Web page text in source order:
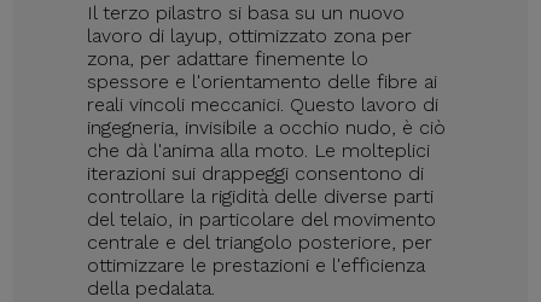
Il terzo pilastro si basa su un nuovo
lavoro di layup, ottimizzato zona per
zona, per adattare finemente lo
spessore e l'orientamento delle fibre ai
reali vincoli meccanici. Questo lavoro di
ingegneria, invisibile a occhio nudo, è ciò
che dà l'anima alla moto. Le molteplici
iterazioni sui drappeggi consentono di
controllare la rigidità delle diverse parti
del telaio, in particolare del movimento
centrale e del triangolo posteriore, per
ottimizzare le prestazioni e l'efficienza
della pedalata.